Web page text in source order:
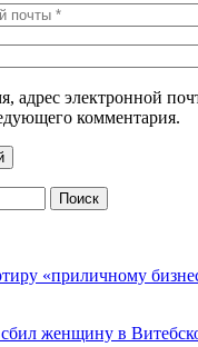
адрес электронной
комментария.
«приличному
женщину в